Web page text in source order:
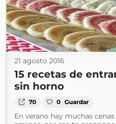
21 agosto 2016
15 recetas de
sin horno
70 0 Guardar
En verano hay muchas